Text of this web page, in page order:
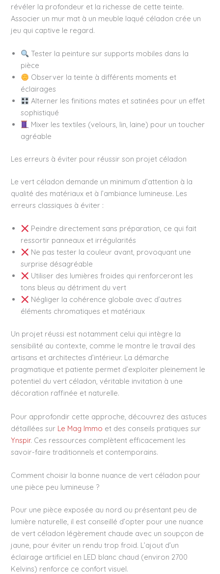
révéler la profondeur et la richesse de cette teinte.
Associer un mur mat à un meuble laqué céladon crée un
jeu qui captive le regard.
Tester la peinture sur supports mobiles dans la
pièce
Observer la teinte à différents moments et
éclairages
Alterner les finitions mates et satinées pour un effet
sophistiqué
Mixer les textiles (velours, lin, laine) pour un toucher
agréable
Les erreurs à éviter pour réussir son projet céladon
Le vert céladon demande un minimum d’attention à la
qualité des matériaux et à l’ambiance lumineuse. Les
erreurs classiques à éviter :
Peindre directement sans préparation, ce qui fait
ressortir panneaux et irrégularités
Ne pas tester la couleur avant, provoquant une
surprise désagréable
Utiliser des lumières froides qui renforceront les
tons bleus au détriment du vert
Négliger la cohérence globale avec d’autres
éléments chromatiques et matériaux
Un projet réussi est notamment celui qui intègre la
sensibilité au contexte, comme le montre le travail des
artisans et architectes d’intérieur. La démarche
pragmatique et patiente permet d’exploiter pleinement le
potentiel du vert céladon, véritable invitation à une
décoration raffinée et naturelle.
Pour approfondir cette approche, découvrez des astuces
détaillées sur Le Mag Immo et des conseils pratiques sur
Ynspir. Ces ressources complètent efficacement les
savoir-faire traditionnels et contemporains.
Comment choisir la bonne nuance de vert céladon pour
une pièce peu lumineuse ?
Pour une pièce exposée au nord ou présentant peu de
lumière naturelle, il est conseillé d’opter pour une nuance
de vert céladon légèrement chaude avec un soupçon de
jaune, pour éviter un rendu trop froid. L’ajout d’un
éclairage artificiel en LED blanc chaud (environ 2700
Kelvins) renforce ce confort visuel.